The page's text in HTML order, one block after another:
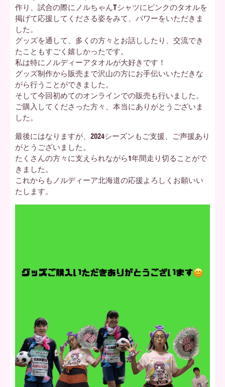
作り、試合の際にノルちゃんTシャツにピンクのタオルを
掲げて応援してくださる姿をみて、パワーをいただきま
した。
グッズを通して、多くの方々とお話ししたり、交流でき
たこともすごく嬉しかったです。
私は特にノルディーアタオルが大好きです！
グッズ制作から販売まで沢山の方にお手伝いいただきな
がら行うことができました。
そして今回初めてのオンラインでの販売も行いました。
ご購入してくださった方々、本当にありがとうございま
した。
最後にはなりますが、2024シーズンもご支援、ご声援あり
がとうございました。
たくさんの方々に支えられながら1年間走り切ることがで
きました。
これからもノルディーア北海道の応援よろしくお願いい
たします。